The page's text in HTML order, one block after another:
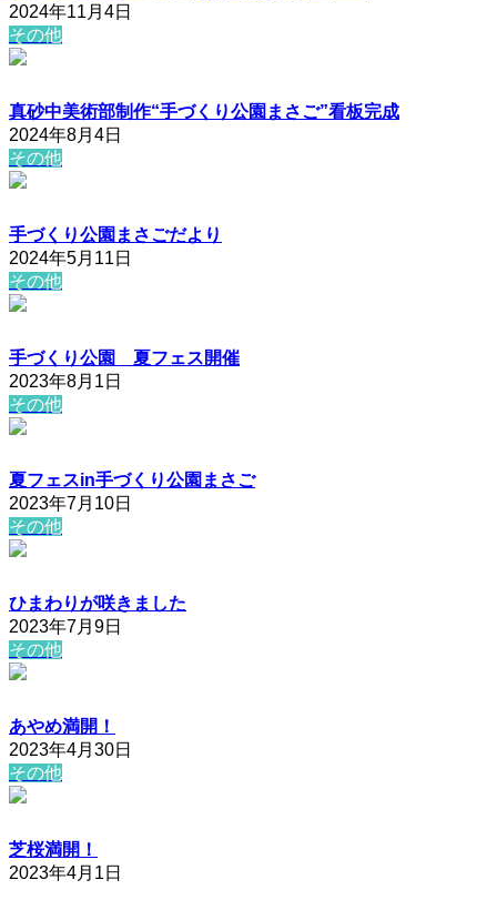
2024年11月4日
その他
真砂中美術部制作“手づくり公園まさご”看板完成
2024年8月4日
その他
手づくり公園まさごだより
2024年5月11日
その他
手づくり公園 夏フェス開催
2023年8月1日
その他
夏フェスin手づくり公園まさご
2023年7月10日
その他
ひまわりが咲きました
2023年7月9日
その他
あやめ満開！
2023年4月30日
その他
芝桜満開！
2023年4月1日